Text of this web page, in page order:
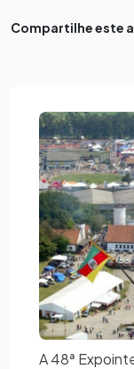
Compartilhe este
A 48ª